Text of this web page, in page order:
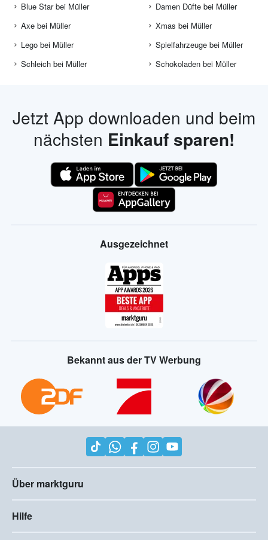
Blue Star bei Müller
Axe bei Müller
Lego bei Müller
Schleich bei Müller
Damen Düfte bei Müller
Xmas bei Müller
Spielfahrzeuge bei Müller
Schokoladen bei Müller
Jetzt App downloaden und beim
nächsten Einkauf sparen!
Ausgezeichnet
Bekannt aus der TV Werbung
Über marktguru
Hilfe